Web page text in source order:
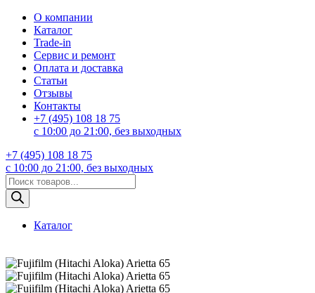
О компании
Каталог
Trade-in
Сервис и ремонт
Оплата и доставка
Статьи
Отзывы
Контакты
+7 (495) 108 18 75
с 10:00 до 21:00, без выходных
+7 (495) 108 18 75
с 10:00 до 21:00, без выходных
Поиск
товаров
Каталог